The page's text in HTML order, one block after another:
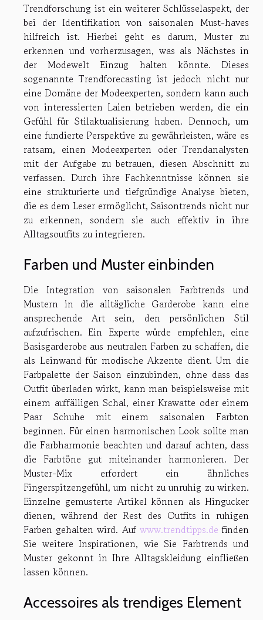
Trendforschung ist ein weiterer Schlüsselaspekt, der
bei der Identifikation von saisonalen Must-haves
hilfreich ist. Hierbei geht es darum, Muster zu
erkennen und vorherzusagen, was als Nächstes in
der Modewelt Einzug halten könnte. Dieses
sogenannte Trendforecasting ist jedoch nicht nur
eine Domäne der Modeexperten, sondern kann auch
von interessierten Laien betrieben werden, die ein
Gefühl für Stilaktualisierung haben. Dennoch, um
eine fundierte Perspektive zu gewährleisten, wäre es
ratsam, einen Modeexperten oder Trendanalysten
mit der Aufgabe zu betrauen, diesen Abschnitt zu
verfassen. Durch ihre Fachkenntnisse können sie
eine strukturierte und tiefgründige Analyse bieten,
die es dem Leser ermöglicht, Saisontrends nicht nur
zu erkennen, sondern sie auch effektiv in ihre
Alltagsoutfits zu integrieren.
Farben und Muster einbinden
Die Integration von saisonalen Farbtrends und
Mustern in die alltägliche Garderobe kann eine
ansprechende Art sein, den persönlichen Stil
aufzufrischen. Ein Experte würde empfehlen, eine
Basisgarderobe aus neutralen Farben zu schaffen, die
als Leinwand für modische Akzente dient. Um die
Farbpalette der Saison einzubinden, ohne dass das
Outfit überladen wirkt, kann man beispielsweise mit
einem auffälligen Schal, einer Krawatte oder einem
Paar Schuhe mit einem saisonalen Farbton
beginnen. Für einen harmonischen Look sollte man
die Farbharmonie beachten und darauf achten, dass
die Farbtöne gut miteinander harmonieren. Der
Muster-Mix erfordert ein ähnliches
Fingerspitzengefühl, um nicht zu unruhig zu wirken.
Einzelne gemusterte Artikel können als Hingucker
dienen, während der Rest des Outfits in ruhigen
Farben gehalten wird. Auf www.trendtipps.de finden
Sie weitere Inspirationen, wie Sie Farbtrends und
Muster gekonnt in Ihre Alltagskleidung einfließen
lassen können.
Accessoires als trendiges Element